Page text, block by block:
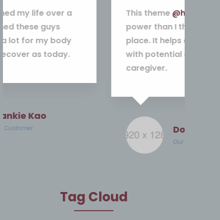
This theme@healsoul
have more
power than I think in the first
place. It helps connect patients
with potential doctor or
Tag Cloud